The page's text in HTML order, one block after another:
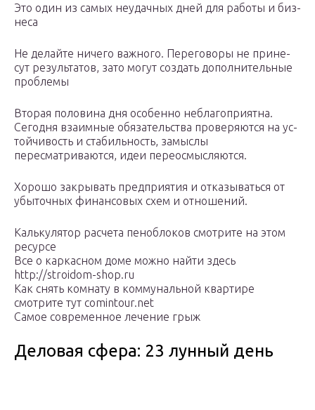
Это один из самых неудачных дней для работы и биз­
неса
Не делайте ничего важного. Переговоры не прине­
сут результатов, зато могут создать дополнительные
про­блемы
Вторая половина дня особенно неблагоприятна.
Сегодня взаимные обязательства проверяются на ус­
тойчивость и стабильность, замыслы
пересматриваются, идеи переосмысляются.
Хорошо закрывать предприятия и отказываться от
убыточных финансовых схем и отношений.
Калькулятор расчета пеноблоков смотрите на этом
ресурсе
Все о каркасном доме можно найти здесь
http://stroidom-shop.ru
Как снять комнату в коммунальной квартире
смотрите тут comintour.net
Самое современное лечение грыж
Деловая сфера: 23 лунный день